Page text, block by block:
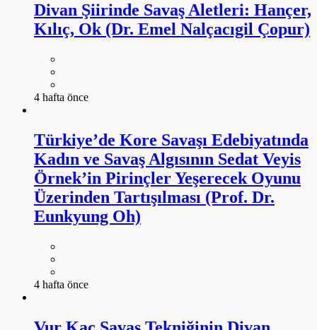
Divan Şiirinde Savaş Aletleri: Hançer,
Kılıç, Ok (Dr. Emel Nalçacıgil Çopur)
4 hafta önce
Türkiye’de Kore Savaşı Edebiyatında
Kadın ve Savaş Algısının Sedat Veyis
Örnek’in Pirinçler Yeşerecek Oyunu
Üzerinden Tartışılması (Prof. Dr.
Eunkyung Oh)
4 hafta önce